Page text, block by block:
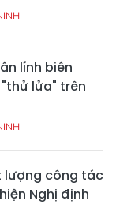
lính biên
lửa" trên
lượng công tác
Nghị định